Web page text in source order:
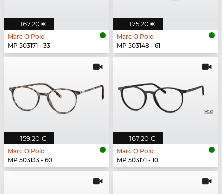
167,20 €
Marc O Polo
MP 503171 - 33
175,20 €
Marc O Polo
MP 503148 - 61
159,20 €
Marc O Polo
MP 503133 - 60
167,20 €
Marc O Polo
MP 503171 - 10